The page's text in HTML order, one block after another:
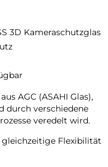
3D Kameraschutzglas
AGC (ASAHI Glas),
durch verschiedene
veredelt wird.
Flexibilität